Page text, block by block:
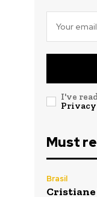
I've
Must
Brasil